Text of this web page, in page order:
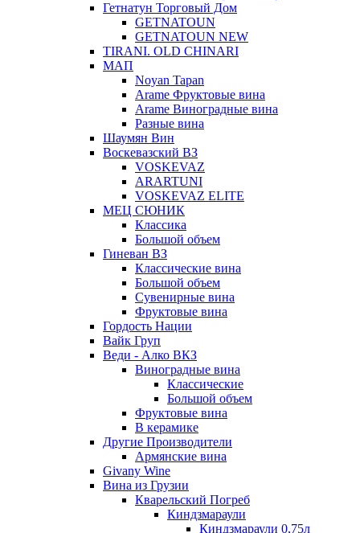
Гетнатун Торговый Дом
GETNATOUN
GETNATOUN NEW
TIRANI. OLD CHINARI
МАП
Noyan Tapan
Arame Фруктовые вина
Arame Виноградные вина
Разные вина
Шаумян Вин
Воскевазский ВЗ
VOSKEVAZ
ARARTUNI
VOSKEVAZ ELITE
МЕЦ СЮНИК
Классика
Большой объем
Гиневан ВЗ
Классические вина
Большой объем
Сувенирные вина
Фруктовые вина
Гордость Нации
Вайк Груп
Веди - Алко ВКЗ
Виноградные вина
Классические
Большой объем
Фруктовые вина
В керамике
Другие Производители
Армянские вина
Givany Wine
Вина из Грузии
Кварельский Погреб
Киндзмараули
Киндзмараули 0,75л